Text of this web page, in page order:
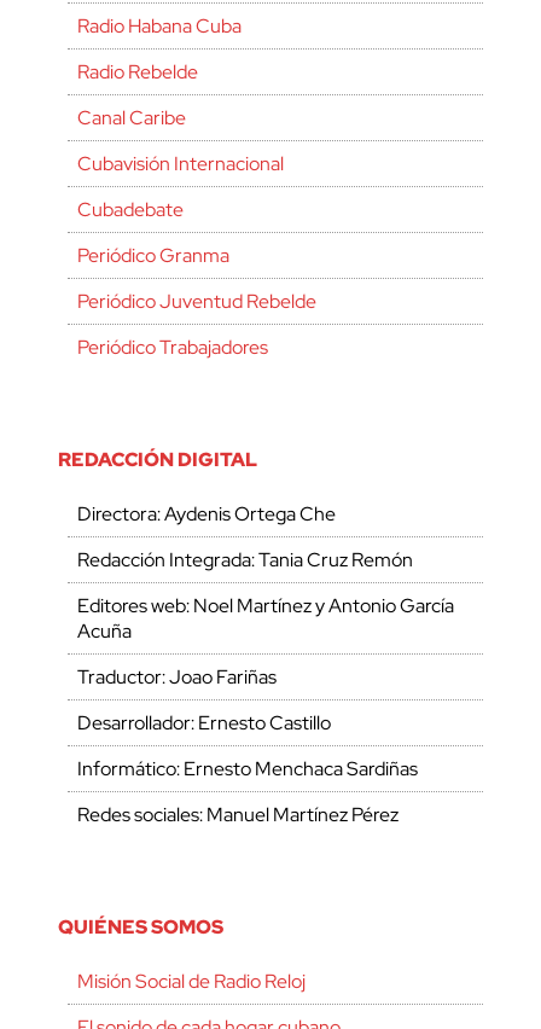
Radio Habana Cuba
Radio Rebelde
Canal Caribe
Cubavisión Internacional
Cubadebate
Periódico Granma
Periódico Juventud Rebelde
Periódico Trabajadores
REDACCIÓN DIGITAL
Directora: Aydenis Ortega Che
Redacción Integrada: Tania Cruz Remón
Editores web: Noel Martínez y Antonio García
Acuña
Traductor: Joao Fariñas
Desarrollador: Ernesto Castillo
Informático: Ernesto Menchaca Sardiñas
Redes sociales: Manuel Martínez Pérez
QUIÉNES SOMOS
Misión Social de Radio Reloj